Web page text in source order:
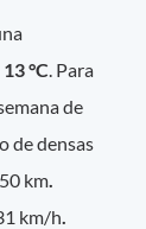
°C . Para
de
de densas
50 km
km/h